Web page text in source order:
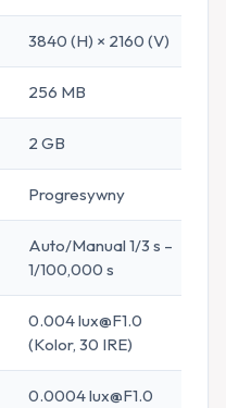
3840 (H) × 2160 (V)
256 MB
2 GB
Progresywny
Auto/Manual 1/3 s –
1/100,000 s
0.004 lux@F1.0
(Kolor, 30 IRE)
0.0004 lux@F1.0